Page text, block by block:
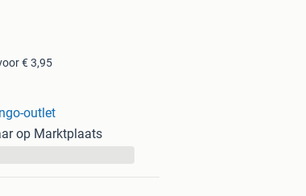
€ 3,95
outlet
op Marktplaats